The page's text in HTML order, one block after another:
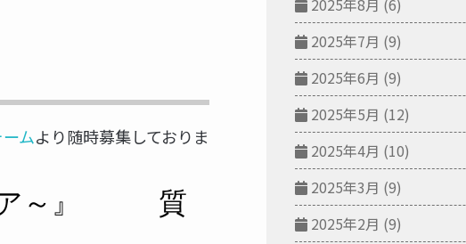
ムより随時募集しておりま
2025年8月 (6)
2025年7月 (9)
2025年6月 (9)
2025年5月 (12)
2025年4月 (10)
2025年3月 (9)
2025年2月 (9)